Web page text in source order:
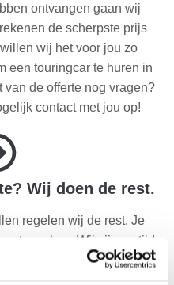
ontvangen gaan wij
de scherpste prijs
wij het voor jou zo
een touringcar te huren in
de offerte nog vragen?
contact met jou op!
Wij doen de rest.
regelen wij de rest. Je
te maken. Wij zijn op tijd
in Aalburg en zorgen voor